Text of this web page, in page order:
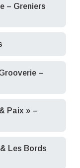
– Greniers
–
Paix » –
Les Bords